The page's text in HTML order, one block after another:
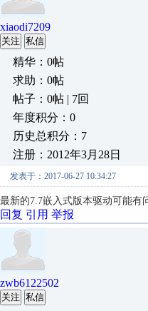
xiaodi7209
关注 私信
精华：0帖
求助：0帖
帖子：0帖 | 7回
年度积分：0
历史总积分：7
注册：2012年3月28日
发表于：2017-06-27 10:34:27
最新的7.7嵌入式版本驱动可能有
回复 引用 举报
zwb6122502
关注 私信